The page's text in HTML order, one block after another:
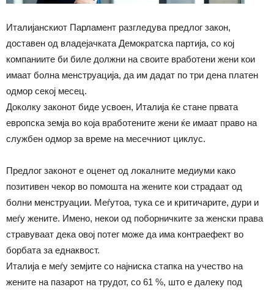
Италијанскиот Парламент разгледува предлог закон,
доставен од владејачката Демократска партија, со кој
компаниите би биле должни на своите вработени жени кои
имаат болна менструација, да им дадат по три дена платен
одмор секој месец.
Доколку законот биде усвоен, Италија ќе стане првата
европска земја во која вработените жени ќе имаат право на
службен одмор за време на месечниот циклус.
Предлог законот е оценет од локалните медиуми како
позитивен чекор во помошта на жените кои страдаат од
болни менструации. Меѓутоа, тука се и критичарите, дури и
меѓу жените. Имено, некои од поборничките за женски права
стравуваат дека овој потег може да има контраефект во
борбата за еднаквост.
Италија е меѓу земјите со најниска стапка на учество на
жените на пазарот на трудот, со 61 %, што е далеку под